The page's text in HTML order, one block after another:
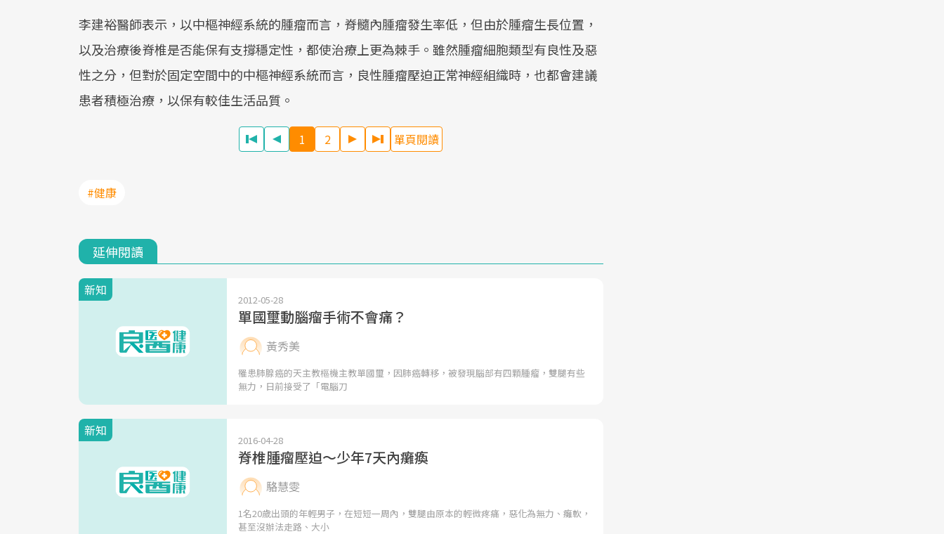
李建裕醫師表示，以中樞神經系統的腫瘤而言，脊髓內腫瘤發生率低，但由於腫瘤生長位置，
以及治療後脊椎是否能保有支撐穩定性，都使治療上更為棘手。雖然腫瘤細胞類型有良性及惡
性之分，但對於固定空間中的中樞神經系統而言，良性腫瘤壓迫正常神經組織時，也都會建議
患者積極治療，以保有較佳生活品質。
1 2 單頁閱讀
#健康
延伸閱讀
新知
2012-05-28
單國璽動腦瘤手術不會痛？
黃秀美
罹患肺腺癌的天主教樞機主教單國璽，因肺癌轉移，被發現腦部有四顆腫瘤，雙腿有些
無力，日前接受了「電腦刀
新知
2016-04-28
脊椎腫瘤壓迫～少年7天內癱瘓
駱慧雯
1名20歲出頭的年輕男子，在短短一周內，雙腿由原本的輕微疼痛，惡化為無力、癱軟，
甚至沒辦法走路、大小